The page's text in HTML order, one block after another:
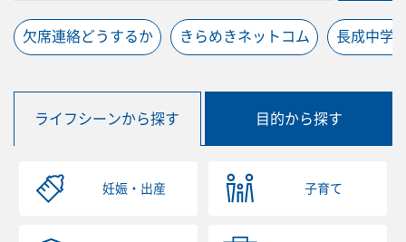
欠席連絡どうするか きらめきネットコム 長成中学
ライフシーンから探す 目的から探す
妊娠・出産 子育て